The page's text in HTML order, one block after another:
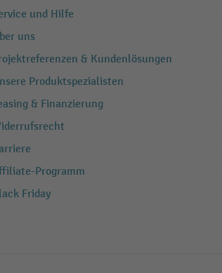
und Hilfe
uns
& Kundenlösungen
Produktspezialisten
& Finanzierung
Programm
Friday